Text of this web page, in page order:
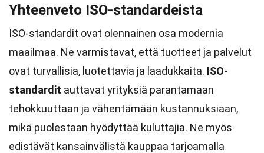
Yhteenveto ISO-standardeista
ISO-standardit ovat olennainen osa modernia
maailmaa. Ne varmistavat, että tuotteet ja palvelut
ovat turvallisia, luotettavia ja laadukkaita. ISO-
standardit auttavat yrityksiä parantamaan
tehokkuuttaan ja vähentämään kustannuksiaan,
mikä puolestaan hyödyttää kuluttajia. Ne myös
edistävät kansainvälistä kauppaa tarjoamalla